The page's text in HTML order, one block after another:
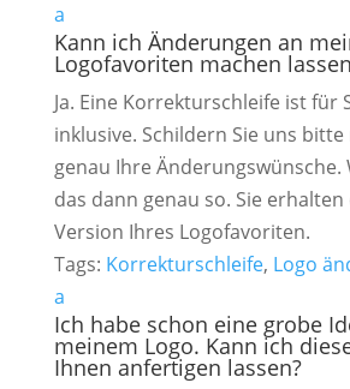
a
Kann ich Änderungen an
Logofavoriten machen
Ja. Eine Korrekturschleife ist für
inklusive. Schildern Sie uns
genau Ihre Änderungswünsche.
das dann genau so. Sie
Version Ihres Logofavoriten.
Tags: Korrekturschleife, Logo
a
Ich habe schon eine grobe
meinem Logo. Kann ich
Ihnen anfertigen lassen?